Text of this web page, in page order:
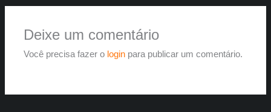
Deixe um comentário
Você precisa fazer o login para publicar um comentário.